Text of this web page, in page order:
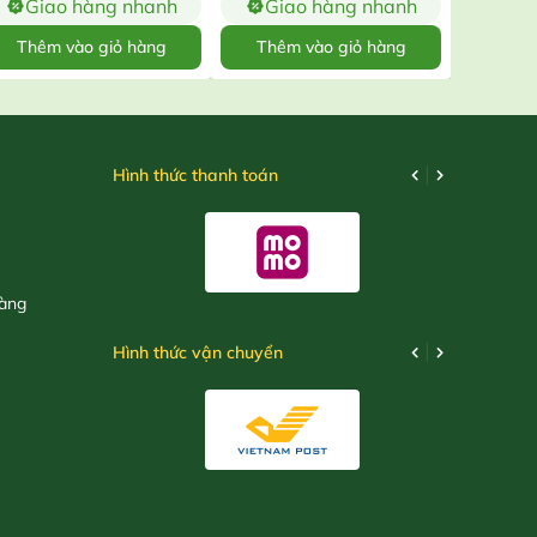
Giao hàng nhanh
Thêm vào giỏ hàng
Giao hàng nhanh
Thêm vào giỏ hàng
Hình thức thanh toán
Hình thức vận chuyển